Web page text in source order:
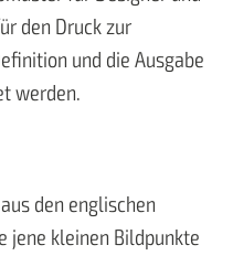
den Druck zur
und die Ausgabe
werden.
den englischen
jene kleinen Bildpunkte